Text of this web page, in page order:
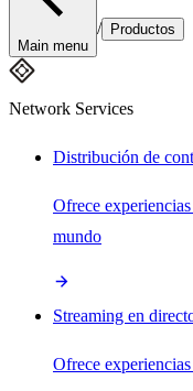
Main menu
/ Productos
Network Services
Distribución de
Ofrece
mundo
Streaming en
Ofrece